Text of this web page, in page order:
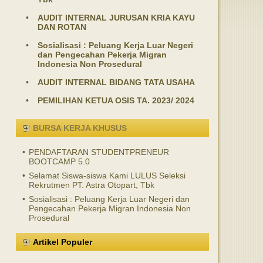
•
AUDIT INTERNAL JURUSAN KRIA KAYU
DAN ROTAN
•
Sosialisasi : Peluang Kerja Luar Negeri
dan Pengecahan Pekerja Migran
Indonesia Non Prosedural
•
AUDIT INTERNAL BIDANG TATA USAHA
•
PEMILIHAN KETUA OSIS TA. 2023/ 2024
BURSA KERJA KHUSUS
• PENDAFTARAN STUDENTPRENEUR
BOOTCAMP 5.0
• Selamat Siswa-siswa Kami LULUS Seleksi
Rekrutmen PT. Astra Otopart, Tbk
• Sosialisasi : Peluang Kerja Luar Negeri dan
Pengecahan Pekerja Migran Indonesia Non
Prosedural
Artikel Populer